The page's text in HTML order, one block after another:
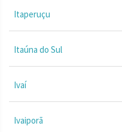
Itaperuçu
Itaúna do Sul
Ivaí
Ivaiporã